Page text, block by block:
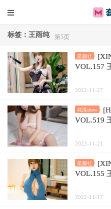
标签：王雨纯 第5页
星颜社
VOL.157
2022-11-27
花漾show
VOL.519
2022-11-21
星颜社
VOL.155
2022-11-17